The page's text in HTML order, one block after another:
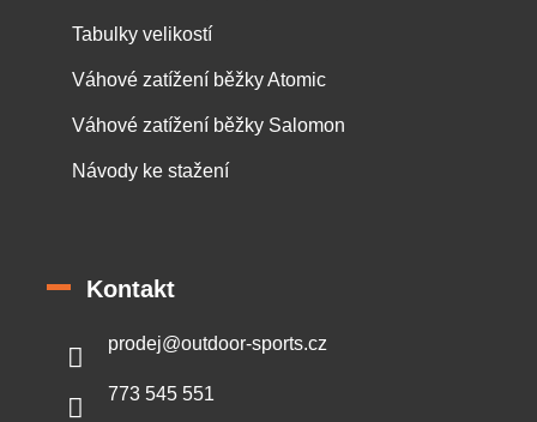
Tabulky velikostí
Váhové zatížení běžky Atomic
Váhové zatížení běžky Salomon
Návody ke stažení
Kontakt
prodej@outdoor-sports.cz
773 545 551